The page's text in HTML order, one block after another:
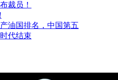
裁员！
油国排名，中国第五
代结束